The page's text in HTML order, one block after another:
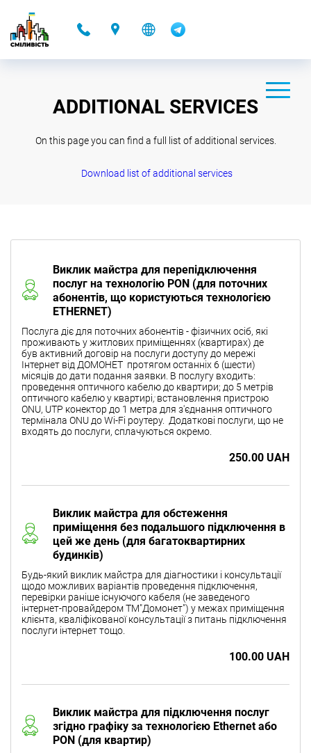
ADDITIONAL SERVICES
On this page you can find a full list of additional services.
Download list of additional services
Виклик майстра для перепідключення
послуг на технологію PON (для поточних
абонентів, що користуються технологією
ETHERNET)
Послуга діє для поточних абонентів - фізичних осіб, які
проживають у житлових приміщеннях (квартирах) де
був активний договір на послуги доступу до мережі
Інтернет від ДОМОНЕТ протягом останніх 6 (шести)
місяців до дати подання заявки. В послугу входить:
проведення оптичного кабелю до квартири; до 5 метрів
оптичного кабелю у квартирі;встановлення пристрою
ONU, UTP конектор до 1 метра для з'єднання оптичного
термінала ONU до Wi-Fi роутеру. Додаткові послуги, що не
входять до послуги, сплачуються окремо.
250.00 UAH
Виклик майстра для обстеження
приміщення без подальшого підключення в
цей же день (для багатоквартирних
будинків)
Будь-який виклик майстра для діагностики і консультації
щодо можливих варіантів проведення підключення,
перевірки раніше існуючого кабеля (не заведеного
інтернет-провайдером ТМ"Домонет") у межах приміщення
клієнта, кваліфікованої консультації з питань підключення
послуги інтернет тощо.
100.00 UAH
Виклик майстра для підключення послуг
згідно графіку за технологією Ethernet або
PON (для квартир)